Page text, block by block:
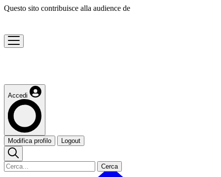
Questo sito contribuisce alla audience de
Accedi
Modifica profilo Logout
Cerca